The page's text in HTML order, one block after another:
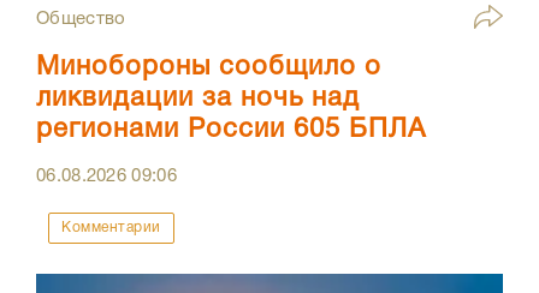
Общество
Минобороны сообщило о
ликвидации за ночь над
регионами России 605 БПЛА
06.08.202609:06
Комментарии